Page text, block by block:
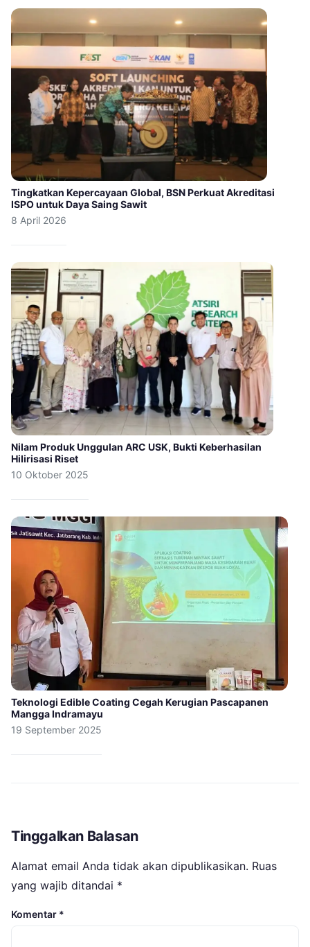
Tingkatkan Kepercayaan Global, BSN Perkuat Akreditasi
ISPO untuk Daya Saing Sawit
8 April 2026
Nilam Produk Unggulan ARC USK, Bukti Keberhasilan
Hilirisasi Riset
10 Oktober 2025
Teknologi Edible Coating Cegah Kerugian Pascapanen
Mangga Indramayu
19 September 2025
Tinggalkan Balasan
Alamat email Anda tidak akan dipublikasikan. Ruas
yang wajib ditandai *
Komentar *